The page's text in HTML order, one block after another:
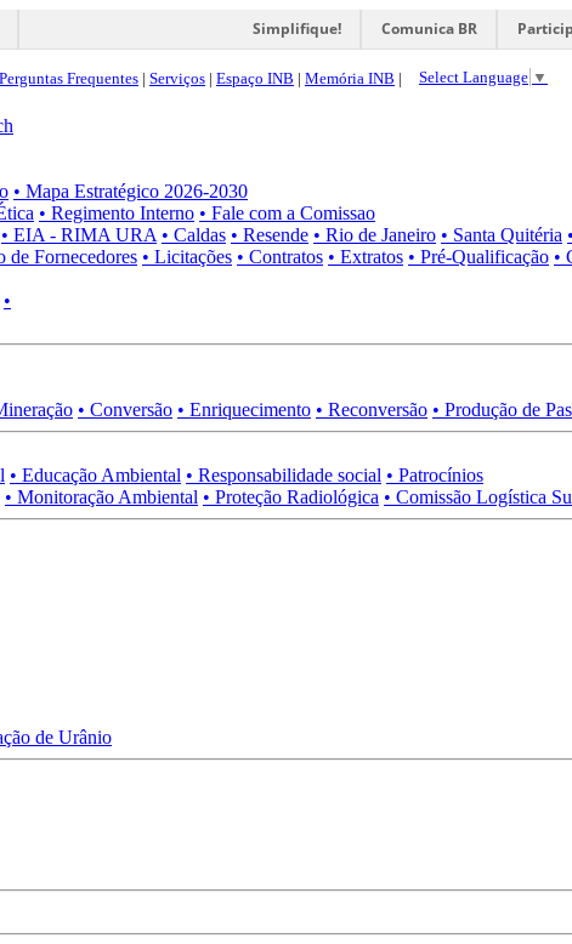
Simplifique! Comunica BR
Perguntas Frequentes | Serviços | Espaço INB | Memória INB | Select Language ▼
• Mapa Estratégico 2026-2030
• Regimento Interno • Fale com a Comissao
• EIA - RIMA URA • Caldas • Resende • Rio de Janeiro • Santa Quitéria
de Fornecedores • Licitações • Contratos • Extratos • Pré-Qualificação •
•
• Conversão • Enriquecimento • Reconversão • Produção de
• Educação Ambiental • Responsabilidade social • Patrocínios
• Monitoração Ambiental • Proteção Radiológica • Comissão Logística
de Urânio